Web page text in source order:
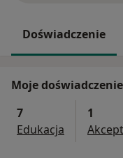
Doświadczenie
Moje doświadczenie
7
Edukacja
1